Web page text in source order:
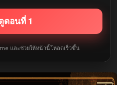
ตอนที่ 1
และช่วยให้หน้านี้โหลดเร็วขึ้น